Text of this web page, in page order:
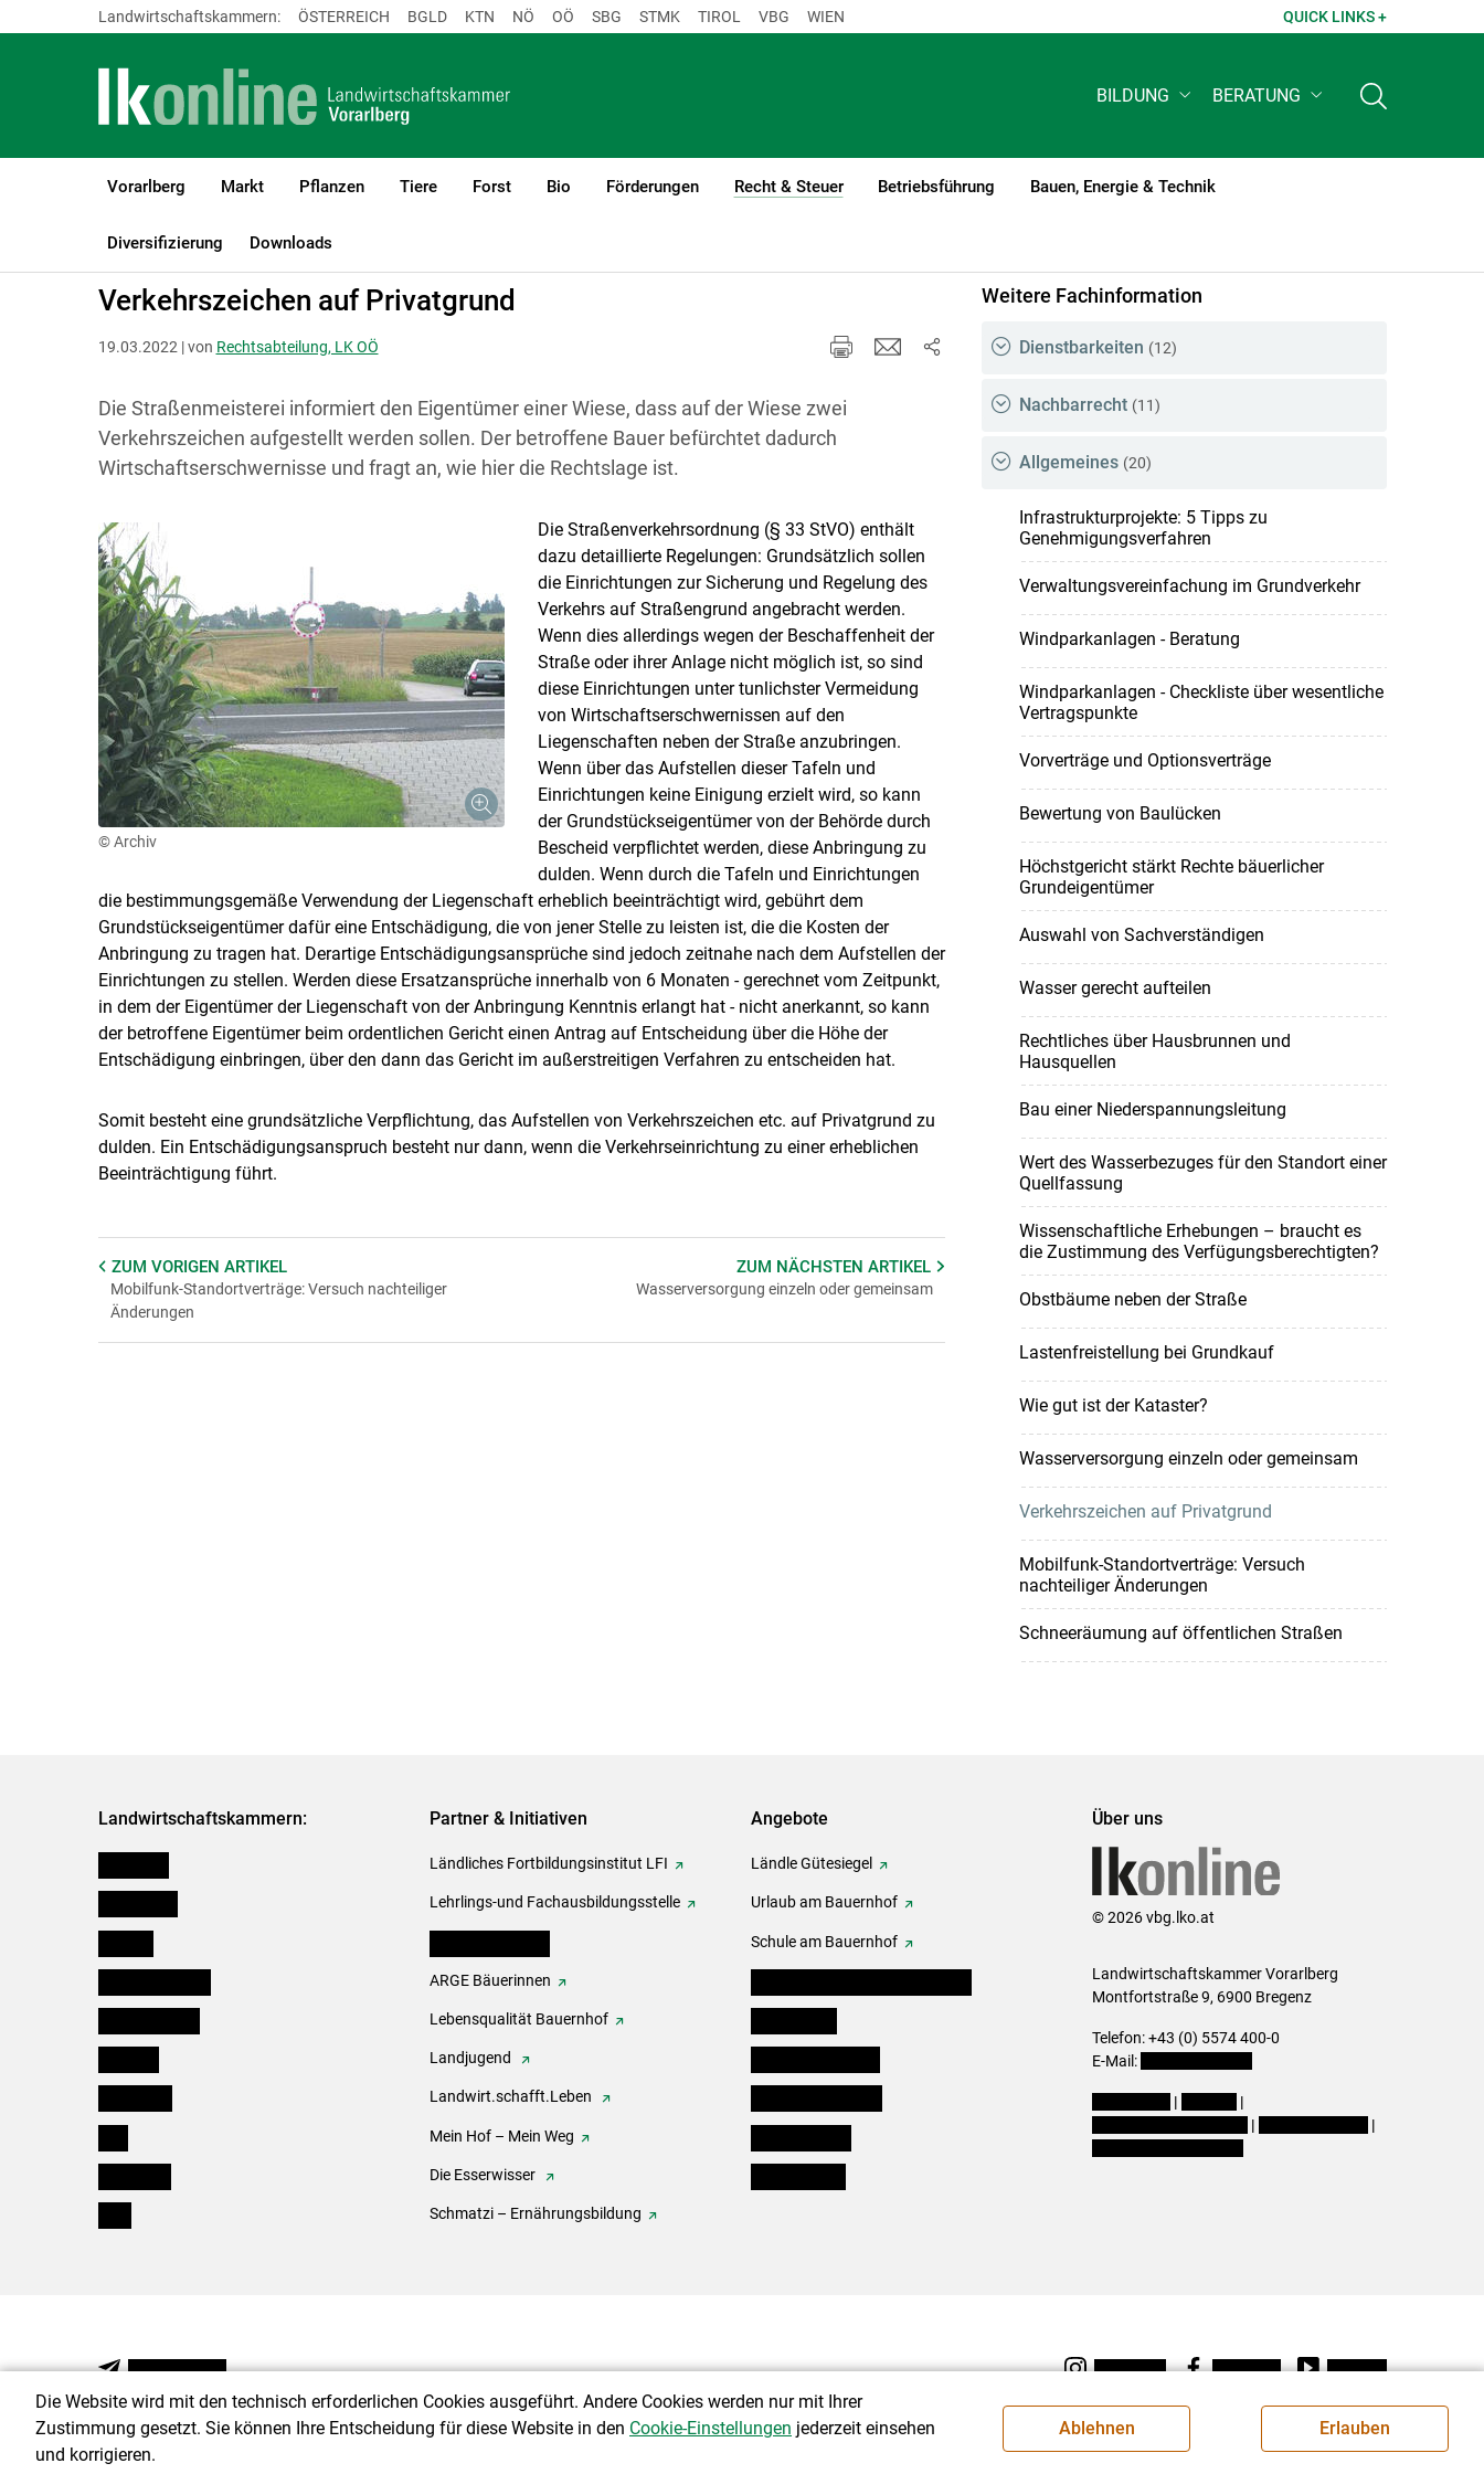
Skip to main content
Landwirtschaftskammern: ÖSTERREICH BGLD KTN NÖ OÖ SBG STMK TIROL VBG WIEN QUICK LINKS +
BILDUNG BERATUNG
Vorarlberg Markt Pflanzen Tiere Forst Bio Förderungen Recht & Steuer
(current)1
Betriebsführung Bauen, Energie & Technik
Diversifizierung Downloads
LK Vorarlberg Recht & Steuer Grundeigentum
Verkehrszeichen auf Privatgrund
19.03.2022 | von Rechtsabteilung, LK OÖ
Die Straßenmeisterei informiert den Eigentümer einer Wiese, dass auf der Wiese zwei
Verkehrszeichen aufgestellt werden sollen. Der betroffene Bauer befürchtet dadurch
Wirtschaftserschwernisse und fragt an, wie hier die Rechtslage ist.
© Archiv
Die Straßenverkehrsordnung (§ 33 StVO) enthält
dazu detaillierte Regelungen: Grundsätzlich sollen
die Einrichtungen zur Sicherung und Regelung des
Verkehrs auf Straßengrund angebracht werden.
Wenn dies allerdings wegen der Beschaffenheit der
Straße oder ihrer Anlage nicht möglich ist, so sind
diese Einrichtungen unter tunlichster Vermeidung
von Wirtschaftserschwernissen auf den
Liegenschaften neben der Straße anzubringen.
Wenn über das Aufstellen dieser Tafeln und
Einrichtungen keine Einigung erzielt wird, so kann
der Grundstückseigentümer von der Behörde durch
Bescheid verpflichtet werden, diese Anbringung zu
dulden. Wenn durch die Tafeln und Einrichtungen
die bestimmungsgemäße Verwendung der Liegenschaft erheblich beeinträchtigt wird, gebührt dem
Grundstückseigentümer dafür eine Entschädigung, die von jener Stelle zu leisten ist, die die Kosten der
Anbringung zu tragen hat. Derartige Entschädigungsansprüche sind jedoch zeitnahe nach dem Aufstellen der
Einrichtungen zu stellen. Werden diese Ersatzansprüche innerhalb von 6 Monaten - gerechnet vom Zeitpunkt,
in dem der Eigentümer der Liegenschaft von der Anbringung Kenntnis erlangt hat - nicht anerkannt, so kann
der betroffene Eigentümer beim ordentlichen Gericht einen Antrag auf Entscheidung über die Höhe der
Entschädigung einbringen, über den dann das Gericht im außerstreitigen Verfahren zu entscheiden hat.
Somit besteht eine grundsätzliche Verpflichtung, das Aufstellen von Verkehrszeichen etc. auf Privatgrund zu
dulden. Ein Entschädigungsanspruch besteht nur dann, wenn die Verkehrseinrichtung zu einer erheblichen
Beeinträchtigung führt.
ZUM VORIGEN ARTIKEL
Mobilfunk-Standortverträge: Versuch nachteiliger
Änderungen
ZUM NÄCHSTENARTIKEL
Wasserversorgung einzeln oder gemeinsam
Weitere Fachinformation
Dienstbarkeiten (12)
Nachbarrecht (11)
Allgemeines (20)
Infrastrukturprojekte: 5 Tipps zu
Genehmigungsverfahren
Verwaltungsvereinfachung im Grundverkehr
Windparkanlagen - Beratung
Windparkanlagen - Checkliste über wesentliche
Vertragspunkte
Vorverträge und Optionsverträge
Bewertung von Baulücken
Höchstgericht stärkt Rechte bäuerlicher
Grundeigentümer
Auswahl von Sachverständigen
Wasser gerecht aufteilen
Rechtliches über Hausbrunnen und
Hausquellen
Bau einer Niederspannungsleitung
Wert des Wasserbezuges für den Standort einer
Quellfassung
Wissenschaftliche Erhebungen – braucht es
die Zustimmung des Verfügungsberechtigten?
Obstbäume neben der Straße
Lastenfreistellung bei Grundkauf
Wie gut ist der Kataster?
Wasserversorgung einzeln oder gemeinsam
Verkehrszeichen auf Privatgrund
Mobilfunk-Standortverträge: Versuch
nachteiliger Änderungen
Schneeräumung auf öffentlichen Straßen
Landwirtschaftskammern: Partner & Initiativen
Ländliches Fortbildungsinstitut LFI
Lehrlings-und Fachausbildungsstelle
ARGE Bäuerinnen
Lebensqualität Bauernhof
Landjugend
Landwirt.schafft.Leben
Mein Hof – Mein Weg
Die Esserwisser
Schmatzi – Ernährungsbildung
Angebote
Ländle Gütesiegel
Urlaub am Bauernhof
Schule am Bauernhof
Über uns
© 2026 vbg.lko.at
Landwirtschaftskammer Vorarlberg
Montfortstraße 9, 6900 Bregenz
Telefon: +43 (0) 5574 400-0
E-Mail:
|
|
|
|
NEWSLETTER Instagram Facebook Youtube
Die Website wird mit den technisch erforderlichen Cookies ausgeführt. Andere Cookies werden nur mit Ihrer
Zustimmung gesetzt. Sie können Ihre Entscheidung für diese Website in den Cookie-Einstellungen jederzeit einsehen
und korrigieren.
Ablehnen Erlauben